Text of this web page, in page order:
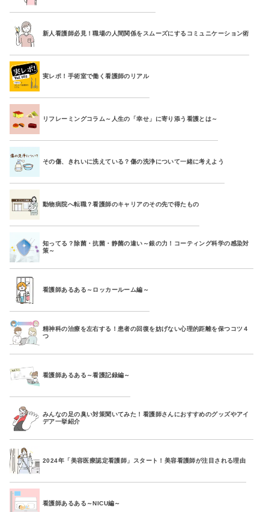
新人看護師必見！職場の人間関係をスムーズにするコミュニケーション術
実レポ！手術室で働く看護師のリアル
リフレーミングコラム～人生の「幸せ」に寄り添う看護とは～
その傷、きれいに洗えている？傷の洗浄について一緒に考えよう
動物病院へ転職？看護師のキャリアのその先で得たもの
知ってる？除菌・抗菌・静菌の違い～銀の力！コーティング科学の感染対
策～
看護師あるある～ロッカールーム編～
精神科の治療を左右する！患者の回復を妨げない心理的距離を保つコツ４
つ
看護師あるある～看護記録編～
みんなの足の臭い対策聞いてみた！看護師さんにおすすめのグッズやアイ
デア一挙紹介
2024年「美容医療認定看護師」スタート！美容看護師が注目される理由
看護師あるある～NICU編～